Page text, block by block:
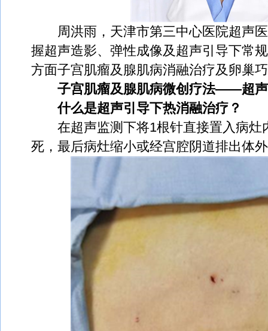
周洪雨，天津市第三中心医院超声医
握超声造影、弹性成像及超声引导下常
方面子宫肌瘤及腺肌病消融治疗及卵巢
子宫肌瘤及腺肌病微创疗法——超声
什么是超声引导下热消融治疗？
在超声监测下将1根针直接置入病灶
死，最后病灶缩小或经宫腔阴道排出体